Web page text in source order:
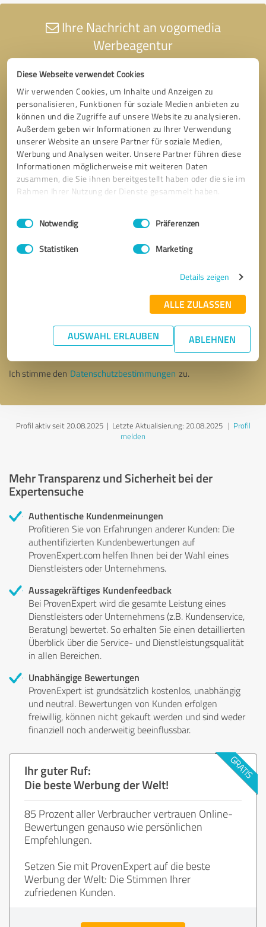
Diese Webseite verwendet Cookies
Wir verwenden Cookies, um Inhalte und Anzeigen zu
personalisieren, Funktionen für soziale Medien anbieten zu
können und die Zugriffe auf unsere Website zu analysieren.
Außerdem geben wir Informationen zu Ihrer Verwendung
unserer Website an unsere Partner für soziale Medien,
Werbung und Analysen weiter. Unsere Partner führen diese
Informationen möglicherweise mit weiteren Daten
zusammen, die Sie ihnen bereitgestellt haben oder die sie im
Rahmen Ihrer Nutzung der Dienste gesammelt haben.
Impressum Datenschutzbestimmungen
Einwilligungsauswahl
Notwendig Präferenzen
Statistiken Marketing
Details zeigen
ALLE ZULASSEN
AUSWAHL ERLAUBEN ABLEHNEN
Ihre Nachricht an vogomedia
Werbeagentur
* Erforderliche Angaben
Nachricht senden
Ich stimme den Datenschutzbestimmungen zu.
Profil aktiv seit 20.08.2025 | Letzte Aktualisierung: 20.08.2025| Profil
melden
Mehr Transparenz und Sicherheit bei der
Expertensuche
Authentische Kundenmeinungen
Profitieren Sie von Erfahrungen anderer Kunden: Die
authentifizierten Kundenbewertungen auf
ProvenExpert.com helfen Ihnen bei der Wahl eines
Dienstleisters oder Unternehmens.
Aussagekräftiges Kundenfeedback
Bei ProvenExpert wird die gesamte Leistung eines
Dienstleisters oder Unternehmens (z.B. Kundenservice,
Beratung) bewertet. So erhalten Sie einen detaillierten
Überblick über die Service- und Dienstleistungsqualität
in allen Bereichen.
Unabhängige Bewertungen
ProvenExpert ist grundsätzlich kostenlos, unabhängig
und neutral. Bewertungen von Kunden erfolgen
freiwillig, können nicht gekauft werden und sind weder
finanziell noch anderweitig beeinflussbar.
Ihr guter Ruf:
Die beste Werbung der Welt!
85 Prozent aller Verbraucher vertrauen Online-
Bewertungen genauso wie persönlichen
Empfehlungen.
Setzen Sie mit ProvenExpert auf die beste
Werbung der Welt: Die Stimmen Ihrer
zufriedenen Kunden.